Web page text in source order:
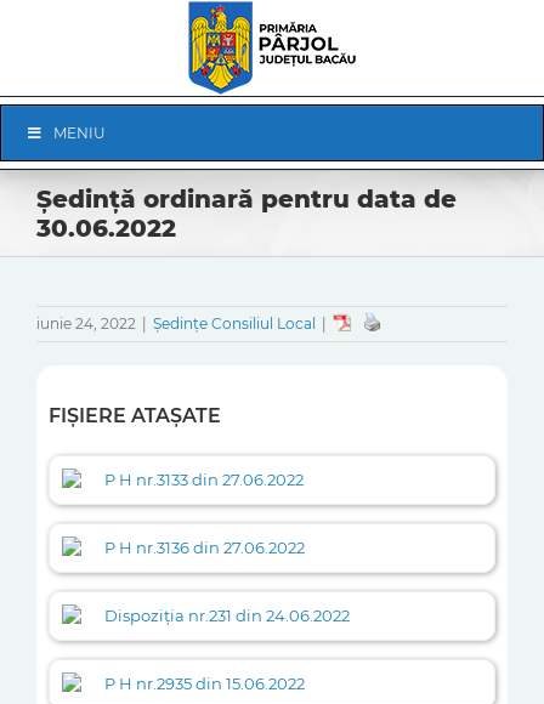
Navigation
MENIU
Ședință ordinară pentru data de
30.06.2022
iunie 24, 2022 Ședințe Consiliul Local
FIȘIERE ATAȘATE
P H nr.3133 din 27.06.2022
P H nr.3136 din 27.06.2022
Dispoziția nr.231 din 24.06.2022
P H nr.2935 din 15.06.2022